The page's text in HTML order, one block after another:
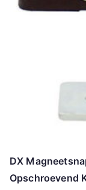
DX
Opschroevend